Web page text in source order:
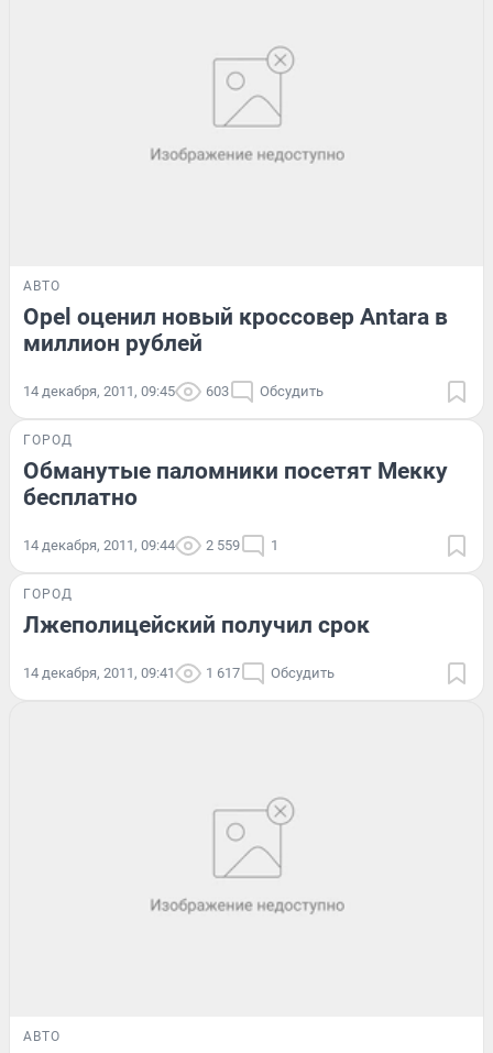
АВТО
Opel оценил новый кроссовер Antara в
миллион рублей
14 декабря, 2011, 09:45 603 Обсудить
ГОРОД
Обманутые паломники посетят Мекку
бесплатно
14 декабря, 2011, 09:44 2 559 1
ГОРОД
Лжеполицейский получил срок
14 декабря, 2011, 09:41 1 617 Обсудить
АВТО